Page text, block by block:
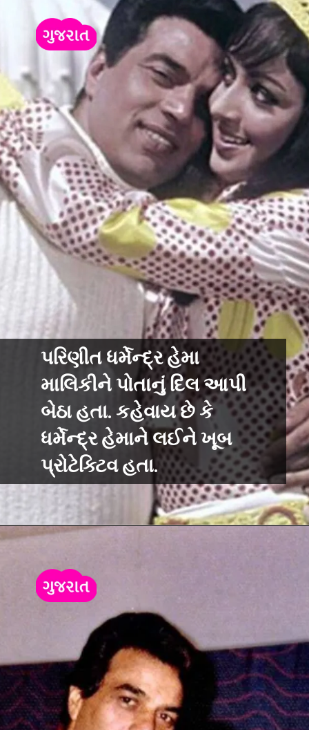
પરિણીત ધર્મેન્દ્ર હેમા
માલિકીને પોતાનું દિલ આપી
બેઠા હતા. કહેવાય છે કે
ધર્મેન્દ્ર હેમાને લઈને ખૂબ
પ્રોટેક્ટિવ હતા.